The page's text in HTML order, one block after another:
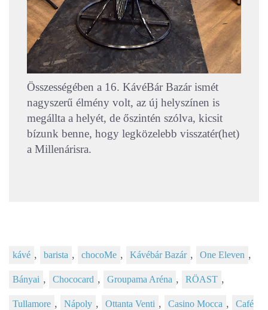
Összességében a 16. KávéBár Bazár ismét
nagyszerű élmény volt, az új helyszínen is
megállta a helyét, de őszintén szólva, kicsit
bízunk benne, hogy legközelebb visszatér(het)
a Millenárisra.
kávé , barista , chocoMe , Kávébár Bazár , One Eleven ,
Bányai , Chococard , Groupama Aréna , RÖAST ,
Tullamore , Nápoly , Ottanta Venti , Casino Mocca , Café